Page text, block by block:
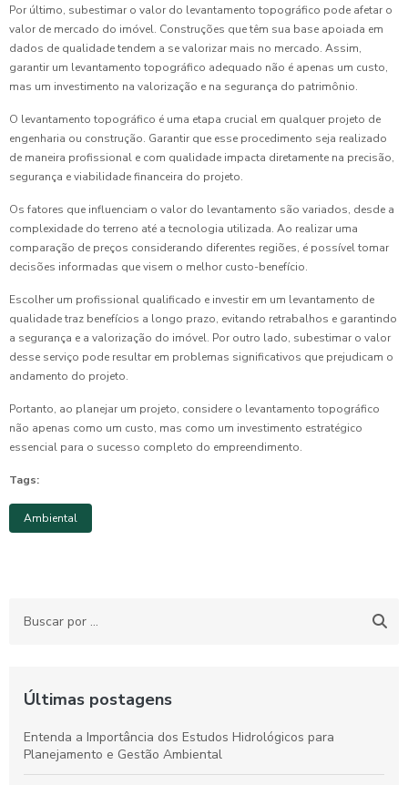
Por último, subestimar o valor do levantamento topográfico pode afetar o
valor de mercado do imóvel. Construções que têm sua base apoiada em
dados de qualidade tendem a se valorizar mais no mercado. Assim,
garantir um levantamento topográfico adequado não é apenas um custo,
mas um investimento na valorização e na segurança do patrimônio.
O levantamento topográfico é uma etapa crucial em qualquer projeto de
engenharia ou construção. Garantir que esse procedimento seja realizado
de maneira profissional e com qualidade impacta diretamente na precisão,
segurança e viabilidade financeira do projeto.
Os fatores que influenciam o valor do levantamento são variados, desde a
complexidade do terreno até a tecnologia utilizada. Ao realizar uma
comparação de preços considerando diferentes regiões, é possível tomar
decisões informadas que visem o melhor custo-benefício.
Escolher um profissional qualificado e investir em um levantamento de
qualidade traz benefícios a longo prazo, evitando retrabalhos e garantindo
a segurança e a valorização do imóvel. Por outro lado, subestimar o valor
desse serviço pode resultar em problemas significativos que prejudicam o
andamento do projeto.
Portanto, ao planejar um projeto, considere o levantamento topográfico
não apenas como um custo, mas como um investimento estratégico
essencial para o sucesso completo do empreendimento.
Tags:
Ambiental
Últimas postagens
Entenda a Importância dos Estudos Hidrológicos para
Planejamento e Gestão Ambiental